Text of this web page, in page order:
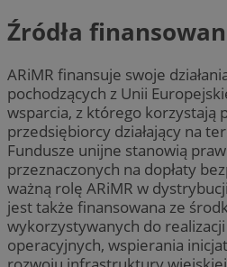
Źródła
ARiMR finansuje swoje
pochodzących z Unii
wsparcia, z którego korzystają
przedsiębiorcy działający na
Fundusze unijne stanowią
przeznaczonych na dopłaty
ważną rolę ARiMR w
jest także finansowana ze
wykorzystywanych do
operacyjnych, wspierania